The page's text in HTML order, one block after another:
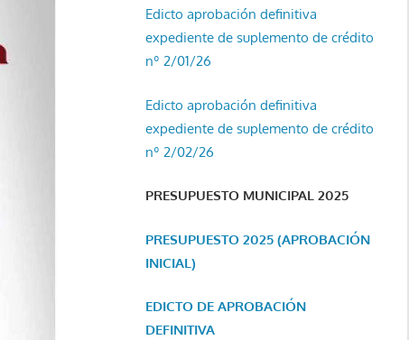
Edicto aprobación definitiva
expediente de suplemento de crédito
nº 2/01/26
Edicto aprobación definitiva
expediente de suplemento de crédito
nº 2/02/26
PRESUPUESTO MUNICIPAL 2025
PRESUPUESTO 2025 (APROBACIÓN
INICIAL)
EDICTO DE APROBACIÓN
DEFINITIVA